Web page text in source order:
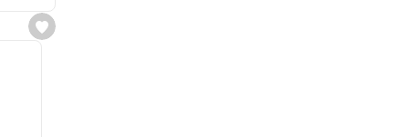
s
e